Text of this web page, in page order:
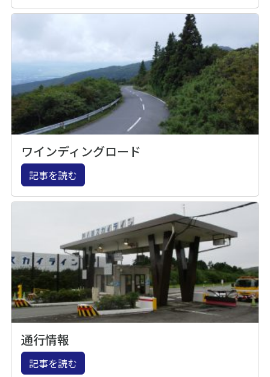
ワインディングロード
記事を読む
通行情報
記事を読む